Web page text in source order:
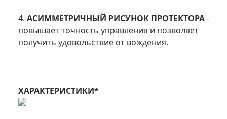
4. АСИММЕТРИЧНЫЙ РИСУНОК ПРОТЕКТОРА-
повышает точность управления и позволяет
получить удовольствие от вождения.
ХАРАКТЕРИСТИКИ*